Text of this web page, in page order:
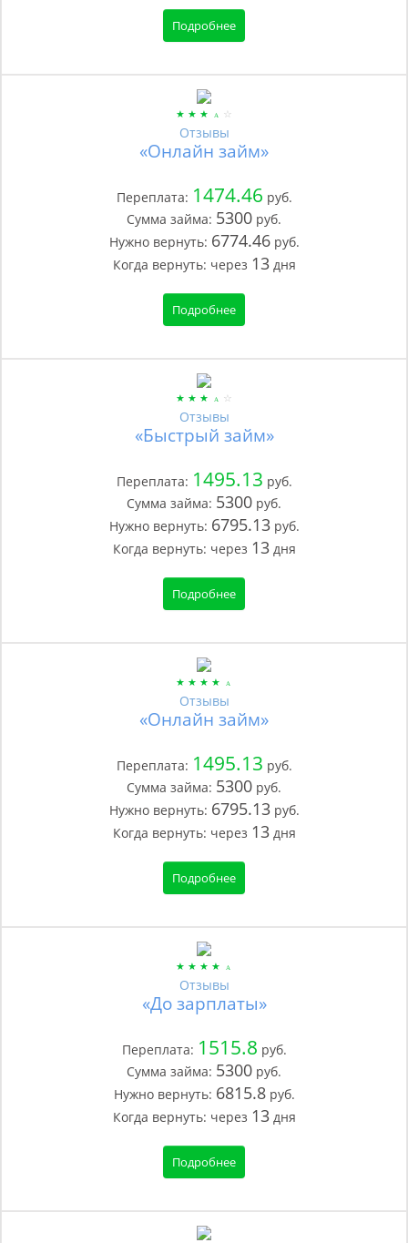
Подробнее
Отзывы
«Онлайн займ»
Переплата: 1474.46 руб.
Сумма займа: 5300 руб.
Нужно вернуть: 6774.46руб.
Когда вернуть: через 13дня
Подробнее
Отзывы
«Быстрый займ»
Переплата: 1495.13 руб.
Сумма займа: 5300 руб.
Нужно вернуть: 6795.13руб.
Когда вернуть: через 13дня
Подробнее
Отзывы
«Онлайн займ»
Переплата: 1495.13 руб.
Сумма займа: 5300 руб.
Нужно вернуть: 6795.13руб.
Когда вернуть: через 13дня
Подробнее
Отзывы
«До зарплаты»
Переплата: 1515.8 руб.
Сумма займа: 5300 руб.
Нужно вернуть: 6815.8руб.
Когда вернуть: через 13дня
Подробнее